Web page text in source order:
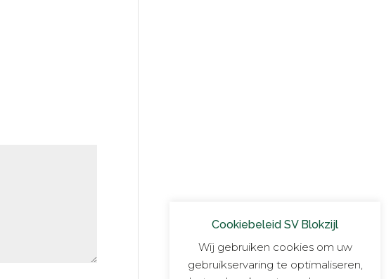
Cookiebeleid SV Blokzijl
Wij gebruiken cookies om uw
gebruikservaring te optimaliseren,